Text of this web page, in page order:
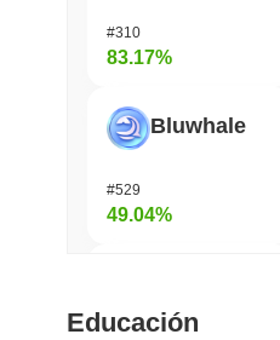
#310
83.17%
Bluwhale
#529
49.04%
Educación